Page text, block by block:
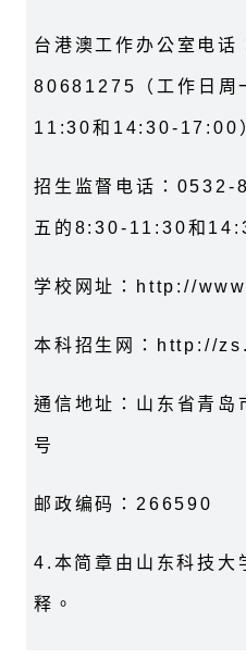
台港澳工作办公室电
80681275（工作日周
11:30和14:30-17:00
招生监督电话：0532-
五的8:30-11:30和
学校网址：http://
本科招生网：http://
通信地址：山东省青
号
邮政编码：266590
4.本简章由山东科技大
释。